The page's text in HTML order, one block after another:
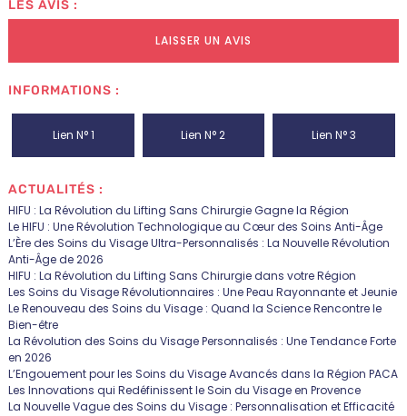
LES AVIS :
LAISSER UN AVIS
INFORMATIONS :
Lien N° 1 Lien N° 2 Lien N° 3
ACTUALITÉS :
HIFU : La Révolution du Lifting Sans Chirurgie Gagne la Région
Le HIFU : Une Révolution Technologique au Cœur des Soins Anti-Âge
L’Ère des Soins du Visage Ultra-Personnalisés : La Nouvelle Révolution
Anti-Âge de 2026
HIFU : La Révolution du Lifting Sans Chirurgie dans votre Région
Les Soins du Visage Révolutionnaires : Une Peau Rayonnante et Jeunie
Le Renouveau des Soins du Visage : Quand la Science Rencontre le
Bien-être
La Révolution des Soins du Visage Personnalisés : Une Tendance Forte
en 2026
L’Engouement pour les Soins du Visage Avancés dans la Région PACA
Les Innovations qui Redéfinissent le Soin du Visage en Provence
La Nouvelle Vague des Soins du Visage : Personnalisation et Efficacité